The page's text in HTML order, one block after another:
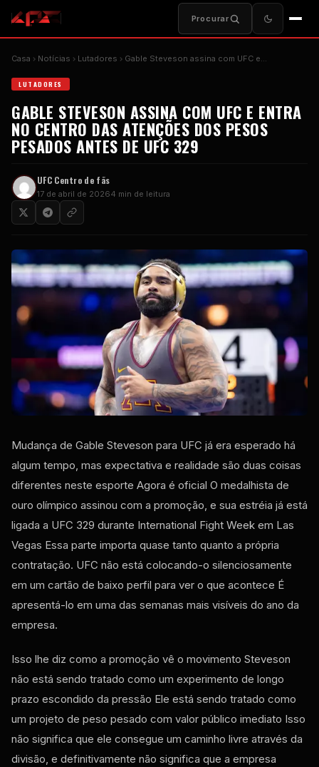
Procurar
Casa Notícias Lutadores Gable Steveson assina com UFC e...
LUTADORES
GABLE STEVESON ASSINA COM UFC E ENTRA
NO CENTRO DAS ATENÇÕES DOS PESOS
PESADOS ANTES DE UFC 329
UFCCentro de fãs
17 de abril de 20264 min de leitura
Mudança de Gable Steveson para UFC já era esperado há
algum tempo, mas expectativa e realidade são duas coisas
diferentes neste esporte Agora é oficial O medalhista de
ouro olímpico assinou com a promoção, e sua estréia já está
ligada a UFC 329 durante International Fight Week em Las
Vegas Essa parte importa quase tanto quanto a própria
contratação. UFC não está colocando-o silenciosamente
em um cartão de baixo perfil para ver o que acontece É
apresentá-lo em uma das semanas mais visíveis do ano da
empresa.
Isso lhe diz como a promoção vê o movimento Steveson
não está sendo tratado como um experimento de longo
prazo escondido da pressão Ele está sendo tratado como
um projeto de peso pesado com valor público imediato Isso
não significa que ele consegue um caminho livre através da
divisão, e definitivamente não significa que a empresa